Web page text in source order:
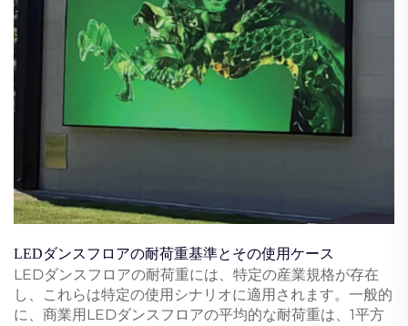
LEDダンスフロアの耐荷重基準とその使用ケース
LEDダンスフロアの耐荷重には、特定の産業規格が存在
し、これらは特定の使用シナリオに適用されます。一般的
に、商業用LEDダンスフロアの平均的な耐荷重は、1平方